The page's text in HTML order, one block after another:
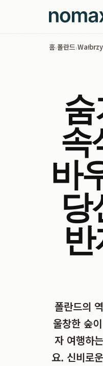
홈›폴란드›
속
바
당
폴란드의
울창한 숲
자 여행하
요. 신비로